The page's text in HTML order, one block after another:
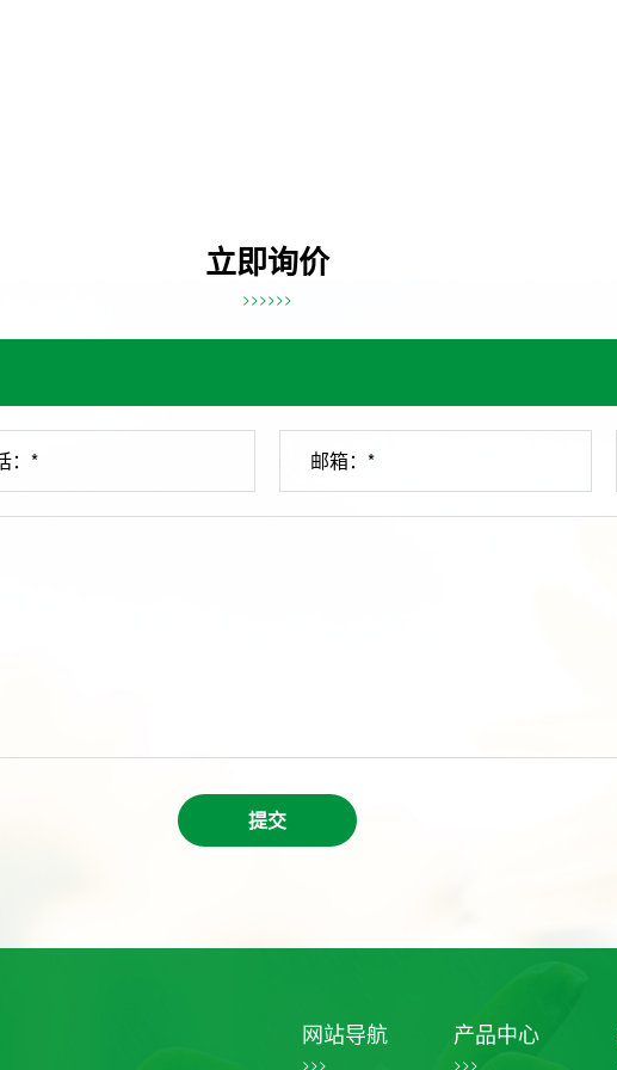
立即询价
>>>>>>
：* 邮箱：*
提交
网站导航
>>>
产品中心
>>>